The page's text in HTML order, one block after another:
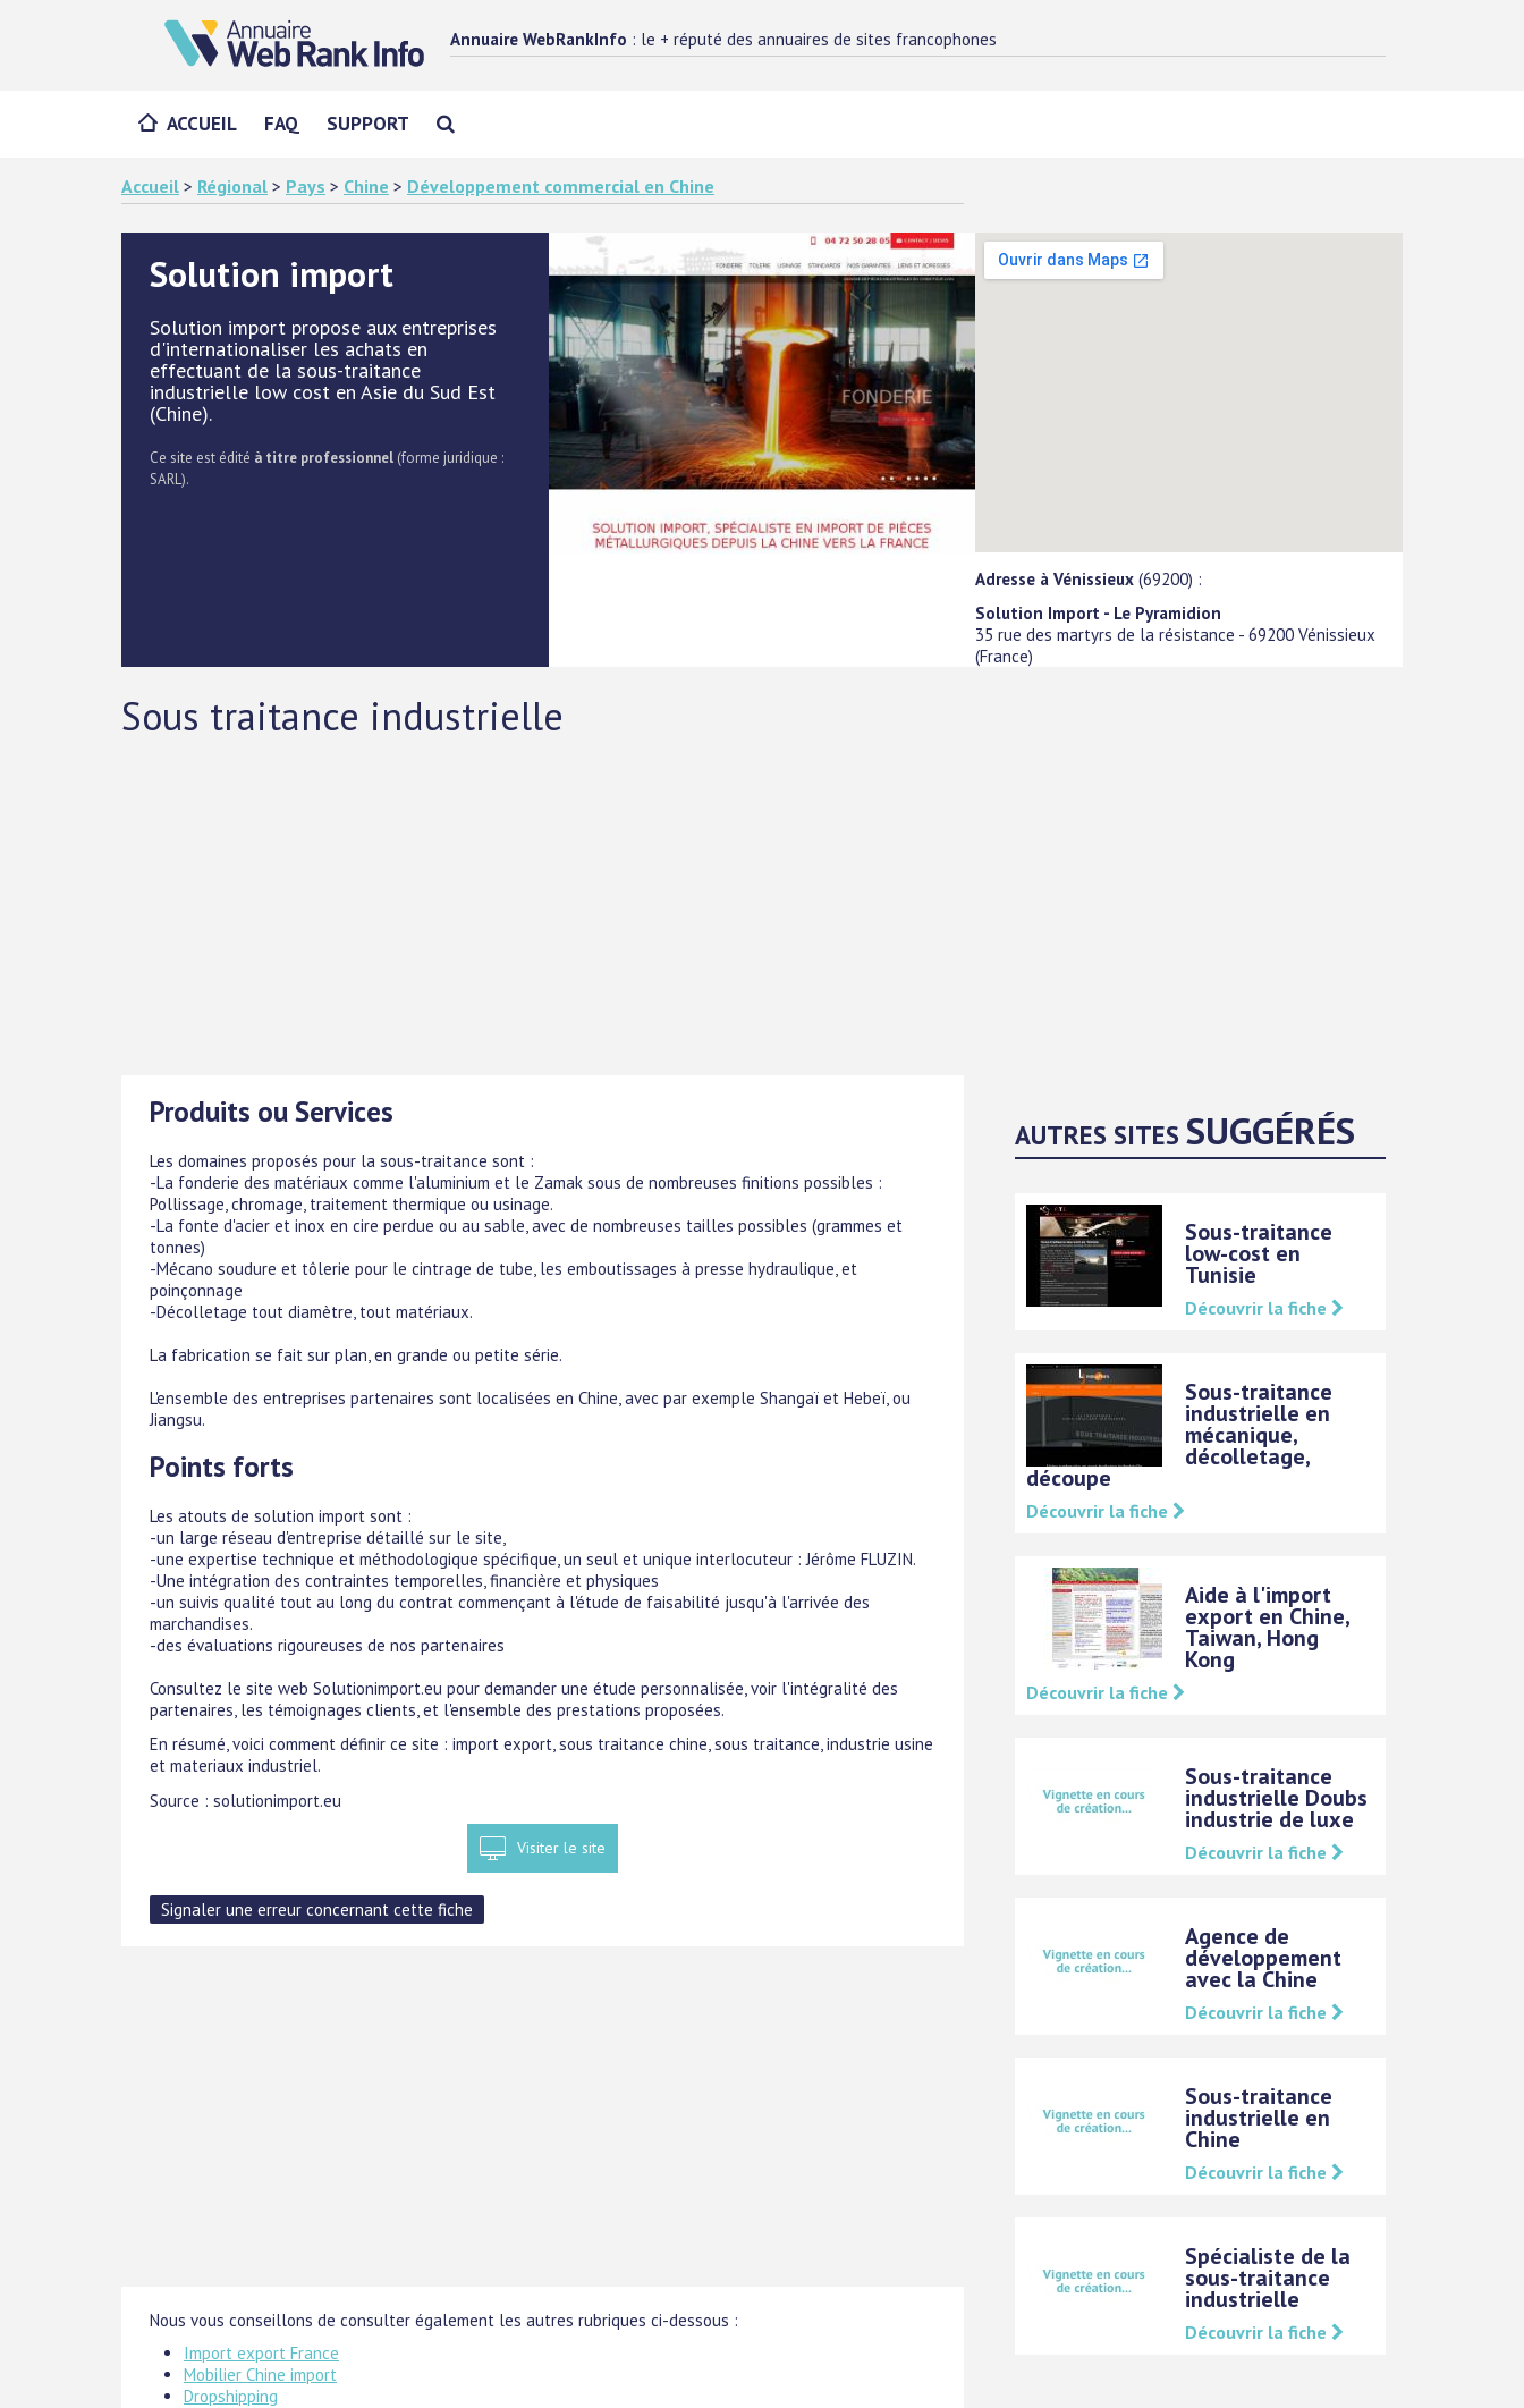
Annuaire WebRankInfo : le + réputé des annuaires de sites francophones
ACCUEIL FAQ SUPPORT
Accueil > Régional > Pays > Chine > Développement commercial en Chine
Solution import
Solution import propose aux entreprises
d'internationaliser les achats en
effectuant de la sous-traitance
industrielle low cost en Asie du Sud Est
(Chine).
Ce site est édité à titre professionnel (forme juridique :
SARL).
Adresse à Vénissieux (69200) :
Solution Import - Le Pyramidion
35 rue des martyrs de la résistance -69200 Vénissieux
(France)
Sous traitance industrielle
Produits ou Services
Les domaines proposés pour la sous-traitance sont :
-La fonderie des matériaux comme l'aluminium et le Zamak sous de nombreuses finitions possibles :
Pollissage, chromage, traitement thermique ou usinage.
-La fonte d'acier et inox en cire perdue ou au sable, avec de nombreuses tailles possibles (grammes et
tonnes)
-Mécano soudure et tôlerie pour le cintrage de tube, les emboutissages à presse hydraulique, et
poinçonnage
-Décolletage tout diamètre, tout matériaux.
La fabrication se fait sur plan, en grande ou petite série.
L'ensemble des entreprises partenaires sont localisées en Chine, avec par exemple Shangaï et Hebeï, ou
Jiangsu.
Points forts
Les atouts de solution import sont :
-un large réseau d'entreprise détaillé sur le site,
-une expertise technique et méthodologique spécifique, un seul et unique interlocuteur : Jérôme FLUZIN.
-Une intégration des contraintes temporelles, financière et physiques
-un suivis qualité tout au long du contrat commençant à l'étude de faisabilité jusqu'à l'arrivée des
marchandises.
-des évaluations rigoureuses de nos partenaires
Consultez le site web Solutionimport.eu pour demander une étude personnalisée, voir l'intégralité des
partenaires, les témoignages clients, et l'ensemble des prestations proposées.
En résumé, voici comment définir ce site : import export, sous traitance chine, sous traitance, industrie usine
et materiaux industriel.
Source : solutionimport.eu
Visiter le site
Nous vous conseillons de consulter également les autres rubriques ci-dessous :
Import export France
Mobilier Chine import
Dropshipping
AUTRES SITESSUGGÉRÉS
Sous-traitance
low-cost en
Tunisie
Découvrir la fiche
Sous-traitance
industrielle en
mécanique,
décolletage,
découpe
Découvrir la fiche
Aide à l'import
export en Chine,
Taiwan, Hong
Kong
Découvrir la fiche
Sous-traitance
industrielle Doubs
industrie de luxe
Découvrir la fiche
Agence de
développement
avec la Chine
Découvrir la fiche
Sous-traitance
industrielle en
Chine
Découvrir la fiche
Spécialiste de la
sous-traitance
industrielle
Découvrir la fiche